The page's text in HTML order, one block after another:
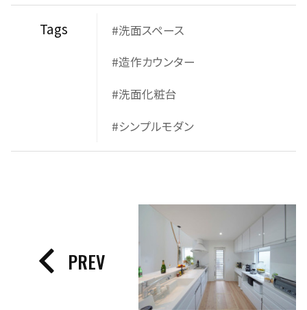
Tags
#洗面スペース
#造作カウンター
#洗面化粧台
#シンプルモダン
PREV